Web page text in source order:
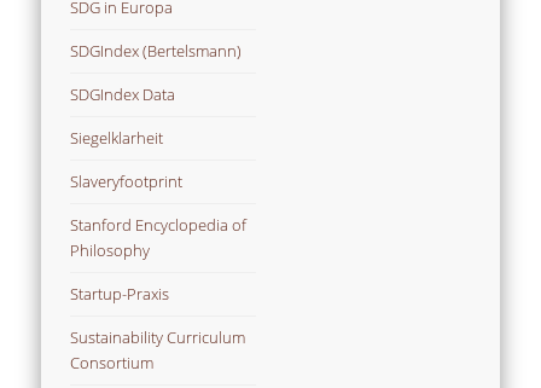
SDG in Europa
SDGIndex (Bertelsmann)
SDGIndex Data
Siegelklarheit
Slaveryfootprint
Stanford Encyclopedia of
Philosophy
Startup-Praxis
Sustainability Curriculum
Consortium